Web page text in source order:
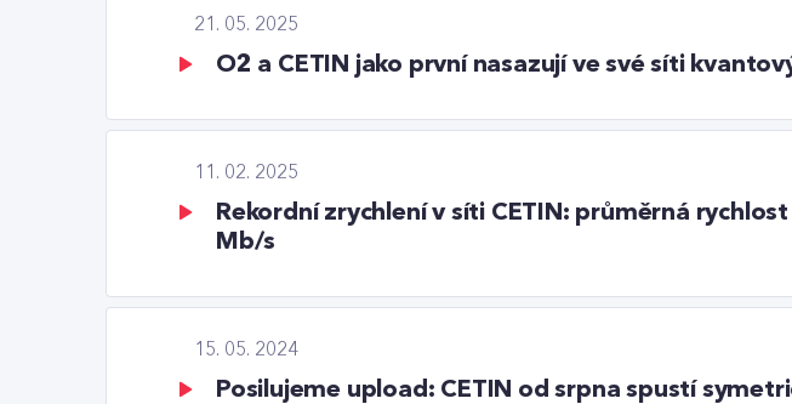
21. 05. 2025
O2 a CETIN jako první nasazují ve své síti
11. 02. 2025
Rekordní zrychlení v síti CETIN: průměrná
Mb/s
15. 05. 2024
Posilujeme upload: CETIN od srpna spustí